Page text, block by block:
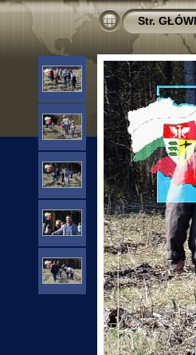
Str.